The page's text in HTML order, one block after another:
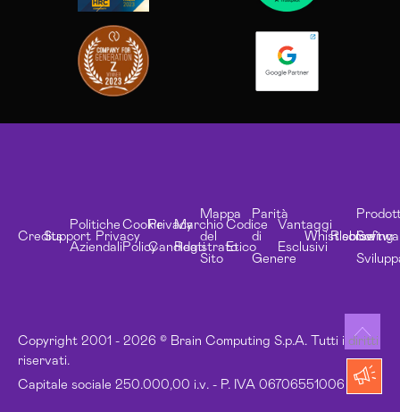
Copyright 2001 - 2026 © Brain Computing S.p.A. Tutti i diritti
riservati.
Capitale sociale 250.000,00 i.v. - P. IVA 06706551006
CreditsSupport
Politiche
Aziendali
Privacy
Cookie
Policy
Privacy
Candidati
Marchio
Registrato
Mappa
del
Sito
Codice
Etico
Parità
di
Genere
Vantaggi
Esclusivi
Whistleblowing
Risorse